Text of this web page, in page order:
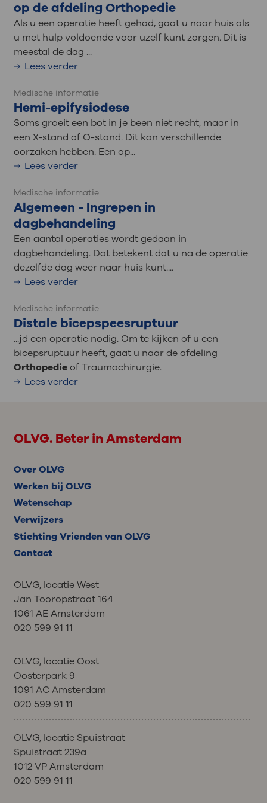
op de afdeling Orthopedie
Als u een operatie heeft gehad, gaat u naar huis als
u met hulp voldoende voor uzelf kunt zorgen. Dit is
meestal de dag ...
Lees verder
Medische informatie
Hemi-epifysiodese
Soms groeit een bot in je been niet recht, maar in
een X-stand of O-stand. Dit kan verschillende
oorzaken hebben. Een op...
Lees verder
Medische informatie
Algemeen - Ingrepen in
dagbehandeling
Een aantal operaties wordt gedaan in
dagbehandeling. Dat betekent dat u na de operatie
dezelfde dag weer naar huis kunt....
Lees verder
Medische informatie
Distale bicepspeesruptuur
...jd een operatie nodig. Om te kijken of u een
bicepsruptuur heeft, gaat u naar de afdeling
Orthopedieof Traumachirurgie.
Lees verder
OLVG. Beter in Amsterdam
Over OLVG
Werken bij OLVG
Wetenschap
Verwijzers
Stichting Vrienden van OLVG
Contact
OLVG, locatie West
Jan Tooropstraat 164
1061 AE Amsterdam
020 599 91 11
OLVG, locatie Oost
Oosterpark 9
1091 AC Amsterdam
020 599 91 11
OLVG, locatie Spuistraat
Spuistraat 239a
1012 VP Amsterdam
020 599 91 11